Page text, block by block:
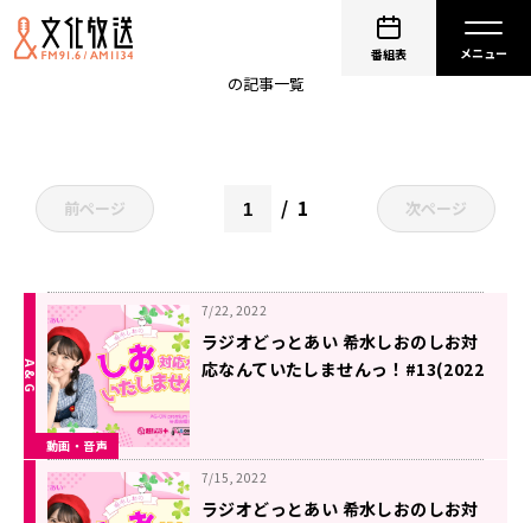
番組表
の記事一覧
前ページ 1 次ページ
動画・音声
7/22, 2022
ラジオどっとあい 希水しおのしお対
応なんていたしませんっ！#13(2022
7/15, 2022
ラジオどっとあい 希水しおのしお対